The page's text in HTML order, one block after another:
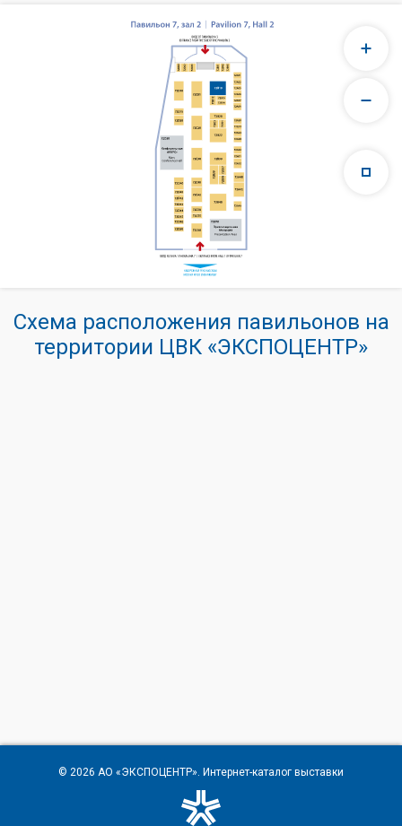
Схема расположения павильонов на
территории ЦВК «ЭКСПОЦЕНТР»
© 2026 АО «ЭКСПОЦЕНТР». Интернет-каталог выставки